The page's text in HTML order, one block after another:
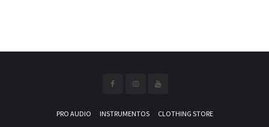
PRO AUDIO INSTRUMENTOS
CLOTHING STORE